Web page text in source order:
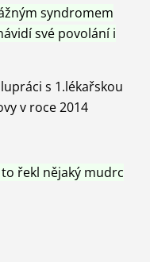
syndromem
své povolání i
s 1.lékařskou
v roce 2014
řekl nějaký mudrc